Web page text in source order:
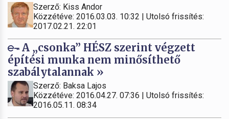
Szerző: Kiss Andor
Közzétéve: 2016.03.03. 10:32 | Utolsó frissítés:
2017.02.21. 22:01
A „csonka” HÉSZ szerint végzett
építési munka nem minősíthető
szabálytalannak »
Szerző: Baksa Lajos
Közzétéve: 2016.04.27. 07:36 | Utolsó frissítés:
2016.05.11. 08:34